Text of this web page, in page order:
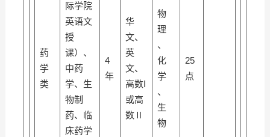
药
学
类
际学院
英语文
授
课）、
中药
学、生
物制
药、临
床药学
4
年
华
文、
英
文、
高数I
或高
数Ⅱ
物
理
、
化
学
、
生
物
25
点